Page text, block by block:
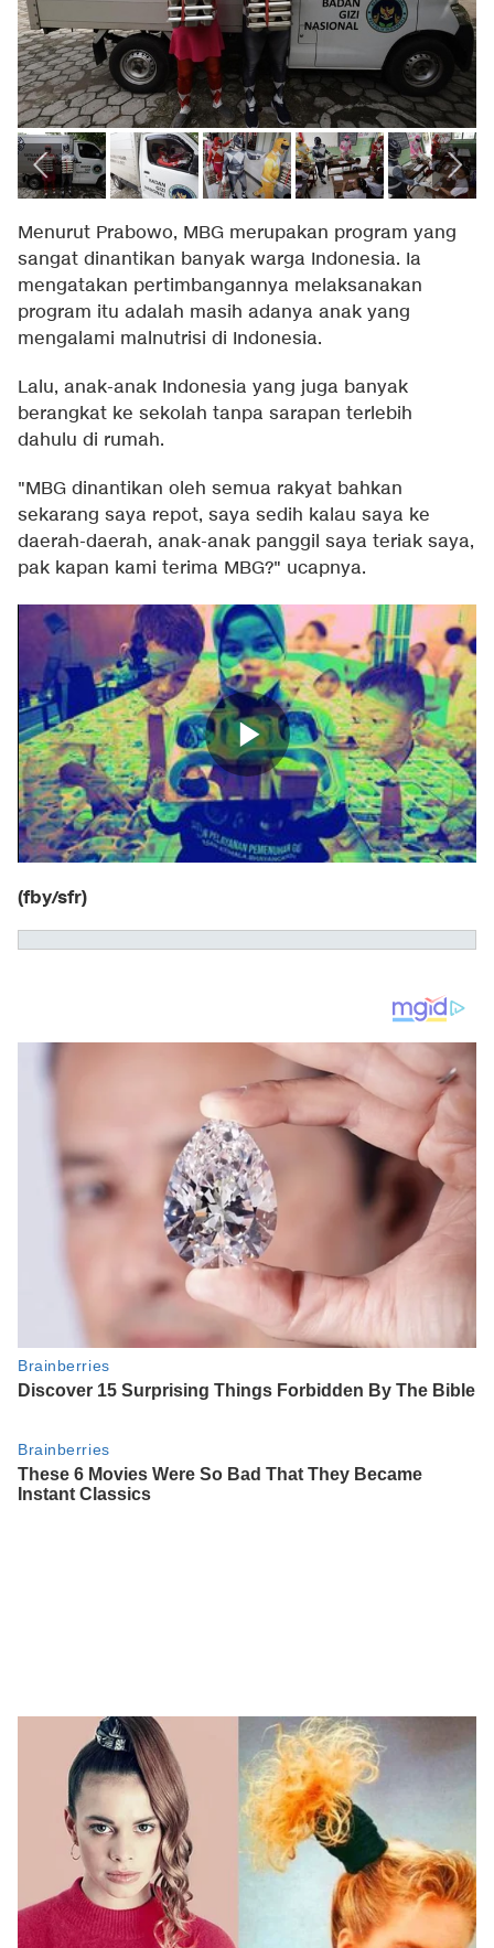
Menurut Prabowo, MBG merupakan program yang
sangat dinantikan banyak warga Indonesia. Ia
mengatakan pertimbangannya melaksanakan
program itu adalah masih adanya anak yang
mengalami malnutrisi di Indonesia.
Lalu, anak-anak Indonesia yang juga banyak
berangkat ke sekolah tanpa sarapan terlebih
dahulu di rumah.
"MBG dinantikan oleh semua rakyat bahkan
sekarang saya repot, saya sedih kalau saya ke
daerah-daerah, anak-anak panggil saya teriak saya,
pak kapan kami terima MBG?" ucapnya.
(fby/sfr)